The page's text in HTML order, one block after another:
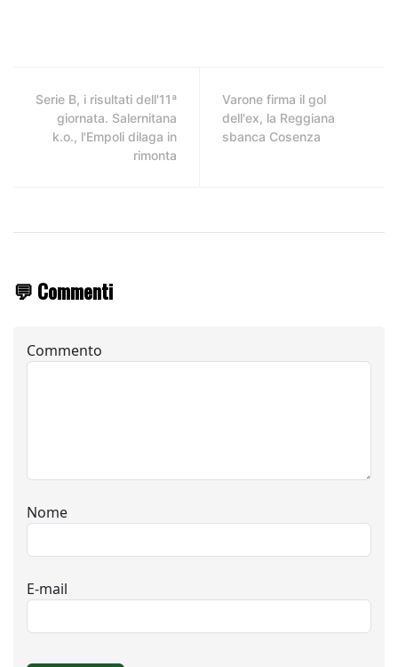
Serie B, i risultati dell'11ª
giornata. Salernitana
k.o., l'Empoli dilaga in
rimonta
Varone firma il gol
dell'ex, la Reggiana
sbanca Cosenza
💬 Commenti